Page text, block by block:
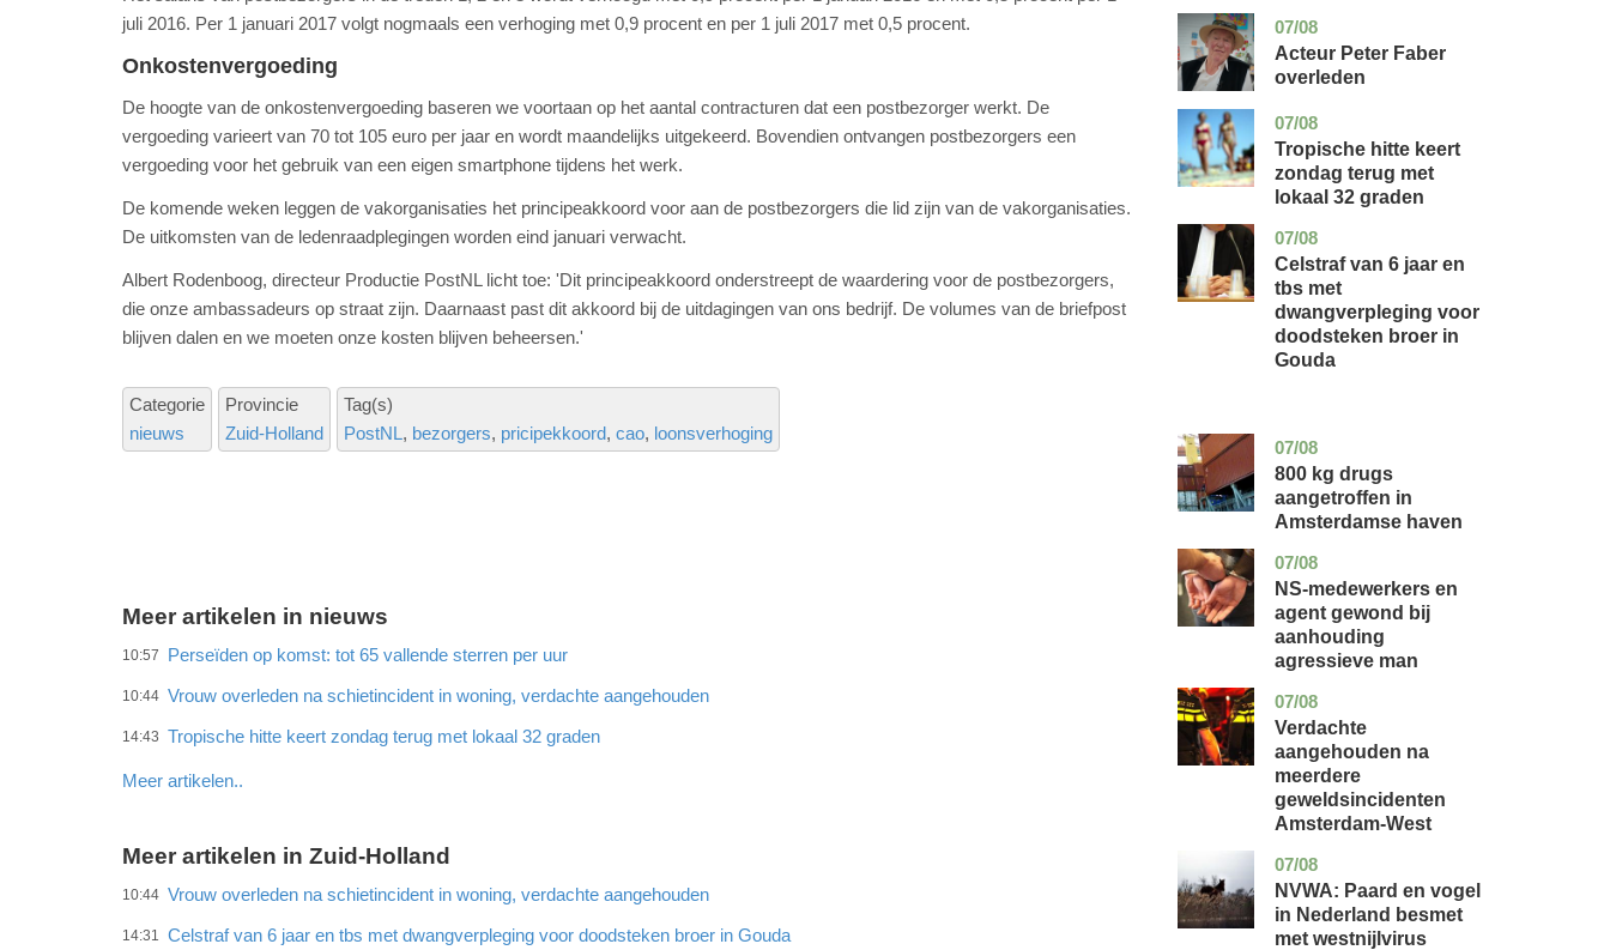
juli 2016. Per 1 januari 2017 volgt nogmaals een verhoging met 0,9 procent en per 1 juli 2017 met 0,5 procent.
Onkostenvergoeding
De hoogte van de onkostenvergoeding baseren we voortaan op het aantal contracturen dat een postbezorger werkt. De
vergoeding varieert van 70 tot 105 euro per jaar en wordt maandelijks uitgekeerd. Bovendien ontvangen postbezorgers een
vergoeding voor het gebruik van een eigen smartphone tijdens het werk.
De komende weken leggen de vakorganisaties het principeakkoord voor aan de postbezorgers die lid zijn van de vakorganisaties.
De uitkomsten van de ledenraadplegingen worden eind januari verwacht.
Albert Rodenboog, directeur Productie PostNL licht toe: 'Dit principeakkoord onderstreept de waardering voor de postbezorgers,
die onze ambassadeurs op straat zijn. Daarnaast past dit akkoord bij de uitdagingen van ons bedrijf. De volumes van de briefpost
blijven dalen en we moeten onze kosten blijven beheersen.'
Categorie
nieuws
Provincie
Zuid-Holland
Tag(s)
PostNL bezorgers pricipekkoord cao loonsverhoging
Meer artikelen in nieuws
10:57 Perseïden op komst: tot 65 vallende sterren per uur
10:44 Vrouw overleden na schietincident in woning, verdachte aangehouden
14:43 Tropische hitte keert zondag terug met lokaal 32 graden
Meer artikelen..
Meer artikelen in Zuid-Holland
10:44 Vrouw overleden na schietincident in woning, verdachte aangehouden
14:31 Celstraf van 6 jaar en tbs met dwangverpleging voor doodsteken broer in Gouda
07/08
noord-
holland
glossy
Acteur Peter Faber
overleden
07/08
utrecht
nieuws
Tropische hitte keert
zondag terug met
lokaal 32 graden
07/08
zuid-
holland
nieuws
Celstraf van 6 jaar en
tbs met
dwangverpleging voor
doodsteken broer in
Gouda
07/08
noord-
holland
nieuws
800 kg drugs
aangetroffen in
Amsterdamse haven
07/08
flevoland
nieuws
NS-medewerkers en
agent gewond bij
aanhouding
agressieve man
07/08
noord-
holland
nieuws
Verdachte
aangehouden na
meerdere
geweldsincidenten
Amsterdam-West
07/08
utrecht
nieuws
NVWA: Paard en vogel
in Nederland besmet
met westnijlvirus